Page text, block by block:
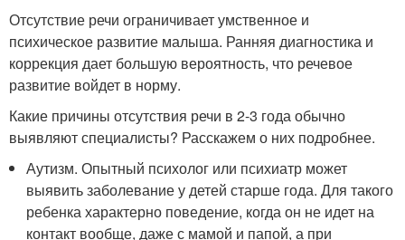
Отсутствие речи ограничивает умственное и
психическое развитие малыша. Ранняя диагностика и
коррекция дает большую вероятность, что речевое
развитие войдет в норму.
Какие причины отсутствия речи в 2-3 года обычно
выявляют специалисты? Расскажем о них подробнее.
Аутизм. Опытный психолог или психиатр может
выявить заболевание у детей старше года. Для такого
ребенка характерно поведение, когда он не идет на
контакт вообще, даже с мамой и папой, а при